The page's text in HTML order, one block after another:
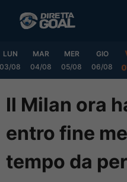
LUN
03/08
MAR
04/08
MER
05/08
GIO
06/08
Il Milan ora
entro fine
tempo da